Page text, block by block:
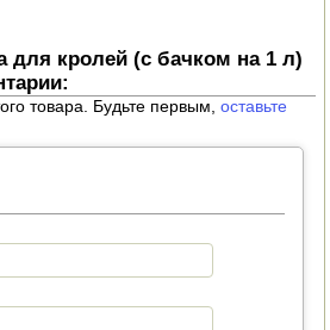
для кролей (с бачком на 1 л)
товара. Будьте первым,оставьте